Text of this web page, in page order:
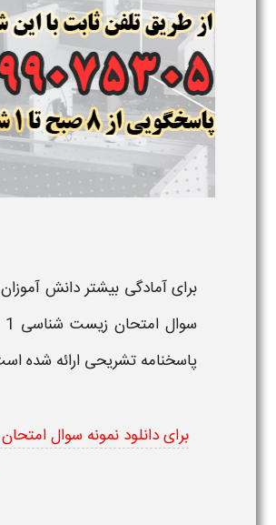
برای آمادگی بیشتر دانش
پاسخنامه تشریحی​ ارائه شده